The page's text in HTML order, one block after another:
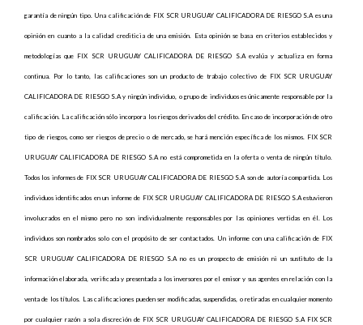
garantía de ningún tipo. Una calificación de FIX SCR URUGUAY CALIFICADORA DE RIESGO S.A es una
opinión en cuanto a la calidad crediticia de una emisión. Esta opinión se basa en criterios establecidos y
metodologías que FIX SCR URUGUAY CALIFICADORA DE RIESGO S.A evalúa y actualiza en forma
continua. Por lo tanto, las calificaciones son un producto de trabajo colectivo de FIX SCR URUGUAY
CALIFICADORA DE RIESGO S.A y ningún individuo, o grupo de individuos es únicamente responsable por la
calificación. La calificación sólo incorpora los riesgos derivados del crédito. En caso de incorporación de otro
tipo de riesgos, como ser riesgos de precio o de mercado, se hará mención específica de los mismos. FIX SCR
URUGUAY CALIFICADORA DE RIESGO S.A no está comprometida en la oferta o venta de ningún título.
Todos los informes de FIX SCR URUGUAY CALIFICADORA DE RIESGO S.A son de autoría compartida. Los
individuos identificados en un informe de FIX SCR URUGUAY CALIFICADORA DE RIESGO S.A estuvieron
involucrados en el mismo pero no son individualmente responsables por las opiniones vertidas en él. Los
individuos son nombrados solo con el propósito de ser contactados. Un informe con una calificación de FIX
SCR URUGUAY CALIFICADORA DE RIESGO S.A no es un prospecto de emisión ni un sustituto de la
información elaborada, verificada y presentada a los inversores por el emisor y sus agentes en relación con la
venta de los títulos. Las calificaciones pueden ser modificadas, suspendidas, o retiradas en cualquier momento
por cualquier razón a sola discreción de FIX SCR URUGUAY CALIFICADORA DE RIESGO S.A FIX SCR